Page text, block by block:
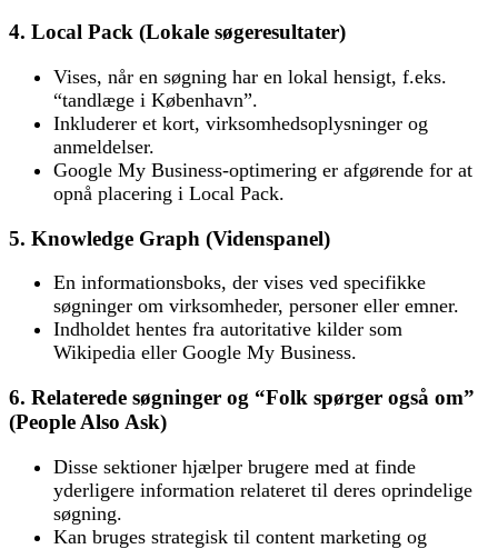
4. Local Pack (Lokale søgeresultater)
Vises, når en søgning har en lokal hensigt, f.eks.
“tandlæge i København”.
Inkluderer et kort, virksomhedsoplysninger og
anmeldelser.
Google My Business-optimering er afgørende for at
opnå placering i Local Pack.
5. Knowledge Graph (Videnspanel)
En informationsboks, der vises ved specifikke
søgninger om virksomheder, personer eller emner.
Indholdet hentes fra autoritative kilder som
Wikipedia eller Google My Business.
6. Relaterede søgninger og “Folk spørger også om”
(People Also Ask)
Disse sektioner hjælper brugere med at finde
yderligere information relateret til deres oprindelige
søgning.
Kan bruges strategisk til content marketing og